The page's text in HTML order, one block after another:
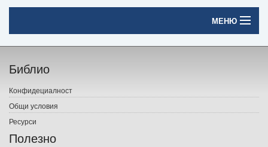
МЕНЮ
Начало
Печатни книги
Електронни книги
Е-списания
Библио
Конфидециалност
Общи условия
Ресурси
Полезно